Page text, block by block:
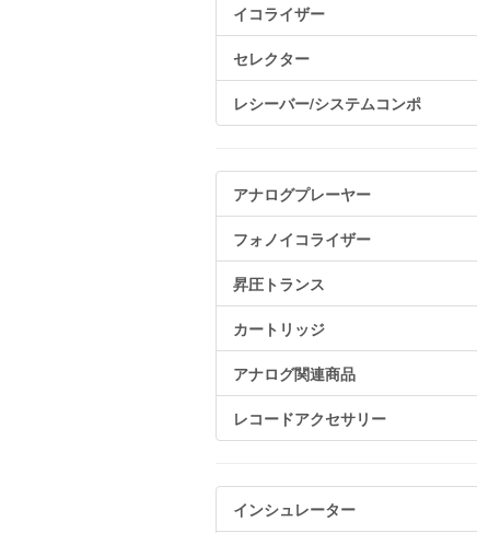
イコライザー
セレクター
レシーバー/システムコンポ
アナログプレーヤー
フォノイコライザー
昇圧トランス
カートリッジ
アナログ関連商品
レコードアクセサリー
インシュレーター